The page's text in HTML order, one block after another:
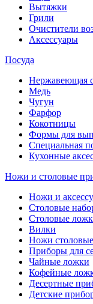
Вытяжки
Грили
Очистители
Аксессуары
Посуда
Нержавеющая
Медь
Чугун
Фарфор
Кокотницы
Формы для
Специальная
Кухонные
Ножи и столовые
Ножи и
Столовые
Столовые
Вилки
Ножи столовые
Приборы для
Чайные ложки
Кофейные
Десертные
Детские